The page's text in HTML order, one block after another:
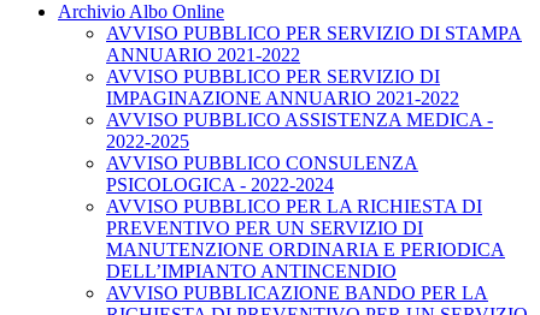
Archivio Albo Online
AVVISO PUBBLICO PER SERVIZIO DI STAMPA
ANNUARIO 2021-2022
AVVISO PUBBLICO PER SERVIZIO DI
IMPAGINAZIONE ANNUARIO 2021-2022
AVVISO PUBBLICO ASSISTENZA MEDICA -
2022-2025
AVVISO PUBBLICO CONSULENZA
PSICOLOGICA - 2022-2024
AVVISO PUBBLICO PER LA RICHIESTA DI
PREVENTIVO PER UN SERVIZIO DI
MANUTENZIONE ORDINARIA E PERIODICA
DELL’IMPIANTO ANTINCENDIO
AVVISO PUBBLICAZIONE BANDO PER LA